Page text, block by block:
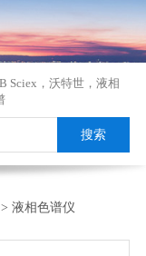
Sciex ， 沃特世， 液相
液相色谱仪